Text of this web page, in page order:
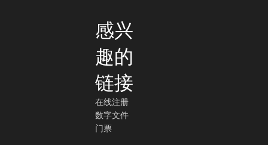
感兴
趣的
链接
在线注册
数字文件
门票